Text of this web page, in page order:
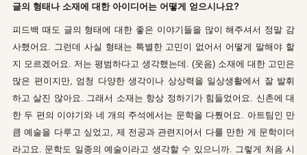
글의 형태나 소재에 대한 아이디어는 어떻게 얻으시나요?
피드백 때도 글의 형태에 대한 좋은 이야기들을 많이 해주셔서 정말 감
사했어요. 그런데 사실 형태는 특별한 고민이 없어서 어떻게 말해야 할
지 모르겠어요. 저는 평범하다고 생각했는데. (웃음) 소재에 대한 고민은
많은 편이지만, 엄청 다양한 생각이나 상상력을 일상생활에서 잘 발휘
하고 살진 않아요. 그래서 소재는 항상 정하기가 힘들었어요. 신촌에 대
한 두 편의 이야기와 네 개의 주석에서는 문학을 다뤘어요. 아트팀인 만
큼 예술을 다루고 싶었고, 제 전공과 관련지어서 다룰 만한 게 문학이더
라고요. 문학도 일종의 예술이라고 생각할 수 있으니까. 그렇게 처음 시